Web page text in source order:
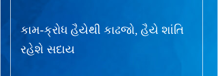
કામ-ક્રોધ હૈયેથી કાઢજો, હૈયે શાંતિ
રહેશે સદાય